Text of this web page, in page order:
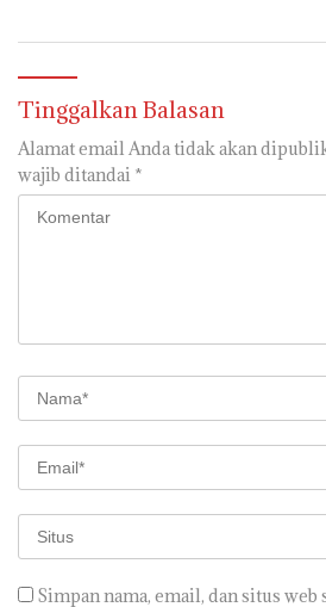
Tinggalkan Balasan
Alamat email Anda tidak akan
wajib ditandai *
Simpan nama, email, dan situs web